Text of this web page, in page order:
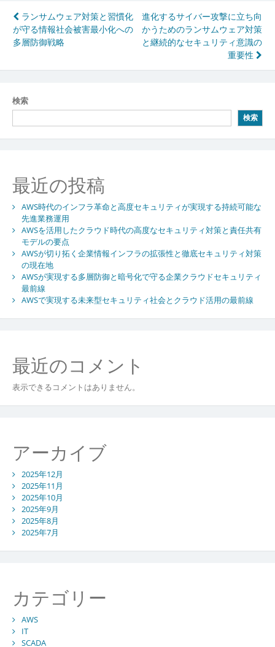
投
稿
ゲ
ー
シ
ン
ランサムウェア対策と習慣化
が守る情報社会被害最小化への
多層防御戦略
進化するサイバー攻撃に立ち向
かうためのランサムウェア対策
と継続的なセキュリティ意識の
重要性
検索
検索
最近の投稿
AWS時代のインフラ革命と高度セキュリティが実現する持続可能な
先進業務運用
AWSを活用したクラウド時代の高度なセキュリティ対策と責任共有
モデルの要点
AWSが切り拓く企業情報インフラの拡張性と徹底セキュリティ対策
の現在地
AWSが実現する多層防御と暗号化で守る企業クラウドセキュリティ
最前線
AWSで実現する未来型セキュリティ社会とクラウド活用の最前線
最近のコメント
表示できるコメントはありません。
アーカイブ
2025年12月
2025年11月
2025年10月
2025年9月
2025年8月
2025年7月
カテゴリー
AWS
IT
SCADA